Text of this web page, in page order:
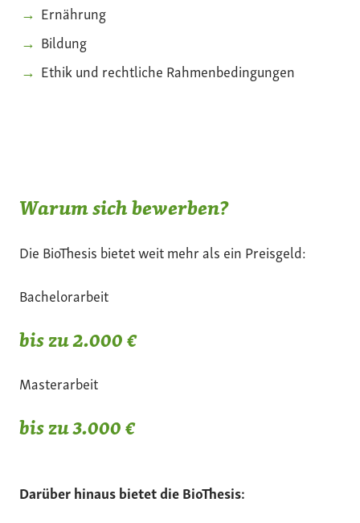
Ernährung
Bildung
Ethik und rechtliche Rahmenbedingungen
Warum sich bewerben?
Die BioThesis bietet weit mehr als ein Preisgeld:
Bachelorarbeit
bis zu 2.000 €
Masterarbeit
bis zu 3.000 €
Darüber hinaus bietet die BioThesis: